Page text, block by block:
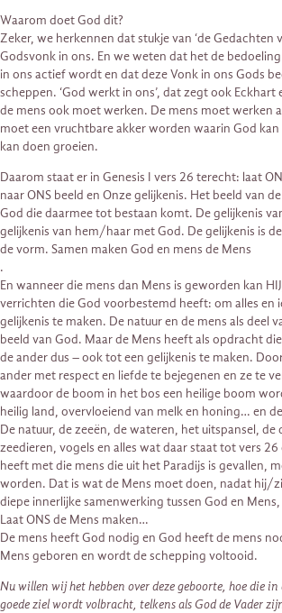
Waarom doet God dit?
Zeker, we herkennen dat stukje van ‘de Gedachten
Godsvonk in ons. En we weten dat het de
in ons actief wordt en dat deze Vonk in ons Gods
scheppen. ‘God werkt in ons’, dat zegt ook
de mens ook moet werken. De mens moet werken
moet een vruchtbare akker worden waarin God kan
kan doen groeien.
Daarom staat er in Genesis I vers 26 terecht: laat
naar ONS beeld en Onze gelijkenis. Het beeld van
God die daarmee tot bestaan komt. De gelijkenis
gelijkenis van hem/haar met God. De gelijkenis is
de vorm. Samen maken God en mens de Mens
.
En wanneer die mens dan Mens is geworden kan
verrichten die God voorbestemd heeft: om alles en
gelijkenis te maken. De natuur en de mens als deel
beeld van God. Maar de Mens heeft als opdracht
de ander dus – ook tot een gelijkenis te maken.
ander met respect en liefde te bejegenen en ze te
waardoor de boom in het bos een heilige boom
heilig land, overvloeiend van melk en honing… en
De natuur, de zeeën, de wateren, het uitspansel, de
zeedieren, vogels en alles wat daar staat tot vers
heeft met die mens die uit het Paradijs is gevallen,
worden. Dat is wat de Mens moet doen, nadat hij/
diepe innerlijke samenwerking tussen God en
Laat ONS de Mens maken…
De mens heeft God nodig en God heeft de mens
Mens geboren en wordt de schepping voltooid.
Nu willen wij het hebben over deze geboorte, hoe die
goede ziel wordt volbracht, telkens als God de Vader